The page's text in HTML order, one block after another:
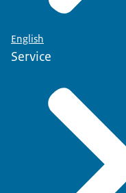
English
Service